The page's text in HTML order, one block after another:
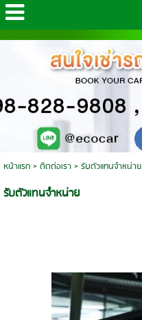
หน้าแรก> ติดต่อเรา > รับตัวแทนจำหน่าย
รับตัวแทนจำหน่าย